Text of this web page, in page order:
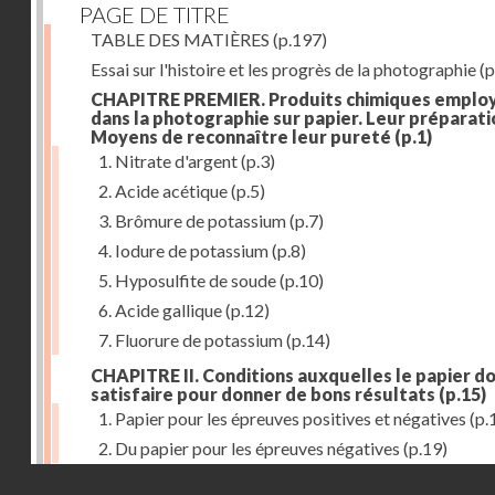
PAGE DE TITRE
TABLE DES MATIÈRES (p.197)
Essai sur l'histoire et les progrès de la photographie
CHAPITRE PREMIER. Produits chimiques
dans la photographie sur papier. Leur
Moyens de reconnaître leur pureté (p.1)
1. Nitrate d'argent(p.3)
2. Acide acétique(p.5)
3. Brômure de potassium(p.7)
4. Iodure de potassium(p.8)
5. Hyposulfite de soude(p.10)
6. Acide gallique(p.12)
7. Fluorure de potassium(p.14)
CHAPITRE II. Conditions auxquelles le papier
satisfaire pour donner de bons résultats (p.15)
1. Papier pour les épreuves positives et négatives
2. Du papier pour les épreuves négatives (p.19)